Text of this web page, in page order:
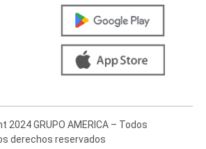
2024 GRUPO AMERICA – Todos
derechos reservados